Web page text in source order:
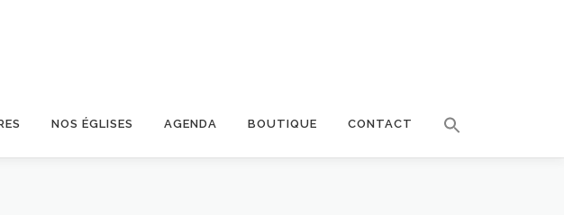
NOS ÉGLISES AGENDA BOUTIQUE CONTACT